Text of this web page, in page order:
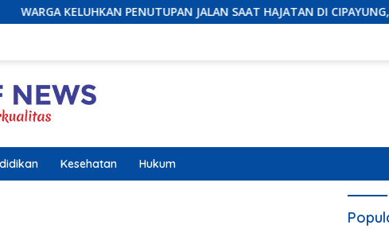
PENUTUPAN JALAN SAAT HAJATAN DI CIPAYUNG, AKTIVITAS
Kesehatan Hukum